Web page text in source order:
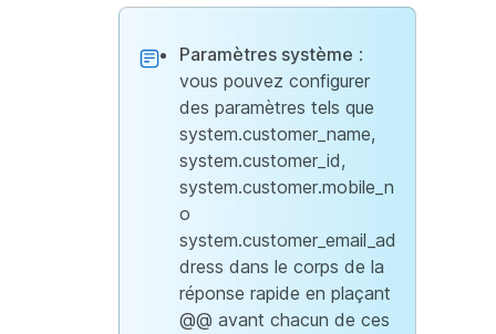
Paramètres système :
vous pouvez configurer
des paramètres tels que
system.customer_name,
system.customer_id,
system.customer.mobile_n
o
system.customer_email_ad
dress dans le corps de la
réponse rapide en plaçant
@@ avant chacun de ces